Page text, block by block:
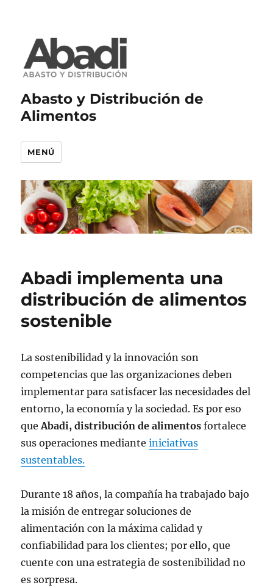
Abasto y Distribución de
Alimentos
MENÚ
Abadi implementa una
distribución de alimentos
sostenible
La sostenibilidad y la innovación son
competencias que las organizaciones deben
implementar para satisfacer las necesidades del
entorno, la economía y la sociedad. Es por eso
queAbadi, distribución de alimentosfortalece
sus operaciones medianteiniciativas
sustentables.
Durante 18 años, la compañía ha trabajado bajo
la misión de entregar soluciones de
alimentación con la máxima calidad y
confiabilidad para los clientes; por ello, que
cuente con una estrategia de sostenibilidad no
es sorpresa.